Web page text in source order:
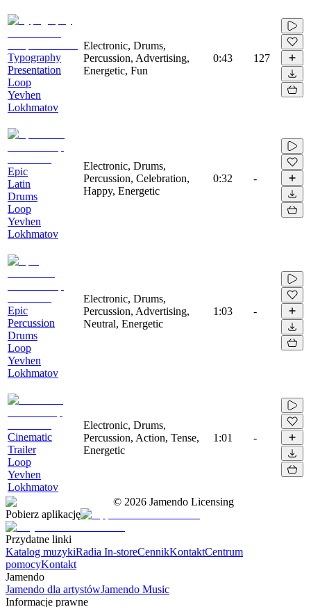
Typography
Presentation
Loop
Yevhen
Lokhmatov
Electronic, Drums,
Percussion, Advertising,
Energetic, Fun
0:43 127
Epic
Latin
Drums
Loop
Yevhen
Lokhmatov
Electronic, Drums,
Percussion, Celebration,
Happy, Energetic
0:32 -
Epic
Percussion
Drums
Loop
Yevhen
Lokhmatov
Electronic, Drums,
Percussion, Advertising,
Neutral, Energetic
1:03 -
Cinematic
Trailer
Loop
Yevhen
Lokhmatov
Electronic, Drums,
Percussion, Action, Tense,
Energetic
1:01 -
© 2026 Jamendo Licensing
Pobierz aplikację
Przydatne linki
Katalog muzykiRadia In-storeCennikKontaktCentrum
pomocyKontakt
Jamendo
Jamendo dla artystówJamendo Music
Informacje prawne